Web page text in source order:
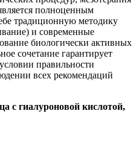
полноценным
традиционную методику
и современные
биологически активных
сочетание гарантирует
правильности
всех рекомендаций
с гиалуроновой кислотой,